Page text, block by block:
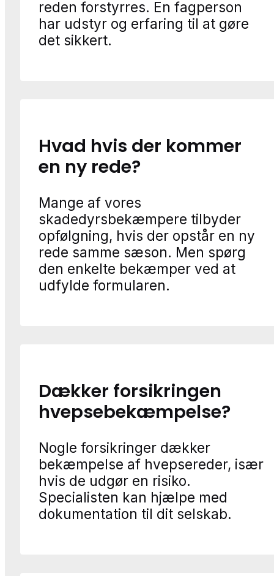
reden forstyrres. En fagperson
har udstyr og erfaring til at gøre
det sikkert.
Hvad hvis der kommer
en ny rede?
Mange af vores
skadedyrsbekæmpere tilbyder
opfølgning, hvis der opstår en ny
rede samme sæson. Men spørg
den enkelte bekæmper ved at
udfylde formularen.
Dækker forsikringen
hvepsebekæmpelse?
Nogle forsikringer dækker
bekæmpelse af hvepsereder, især
hvis de udgør en risiko.
Specialisten kan hjælpe med
dokumentation til dit selskab.